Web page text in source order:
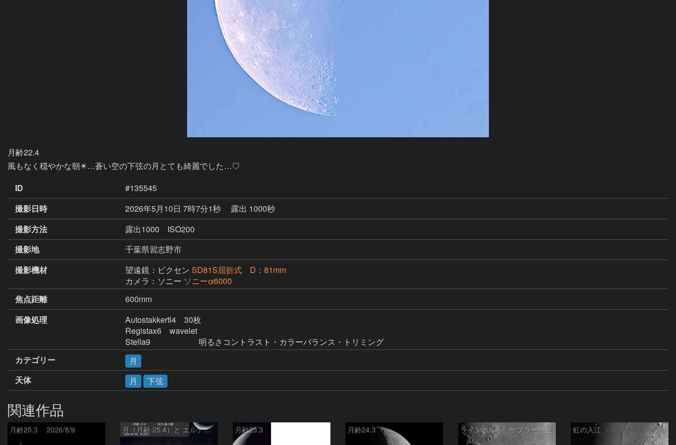
月齢22.4
風もなく穏やかな朝☀…蒼い空の下弦の月とても綺麗でした…♡
ID
#135545
撮影日時
2026年5月10日 7時7分1秒
露出 1000秒
撮影方法
露出1000 ISO200
撮影地
千葉県習志野市
撮影機材
望遠鏡：ビクセン SD81S屈折式 D：81mm
カメラ：ソニー ソニーα6000
焦点距離
600mm
画像処理
Autostakkertl4　30枚
Registax6　wavelet
Stella9　　　　　　明るさコントラスト・カラーバランス・トリミング
カテゴリー
月
天体
月 下弦
関連作品
月齢25.3 2026/8/9 月（月齢 25.4）と エルナト（おうし座β星） 月齢25.3 月齢24.3 ラインホルト、ケプラー付近 虹の入江